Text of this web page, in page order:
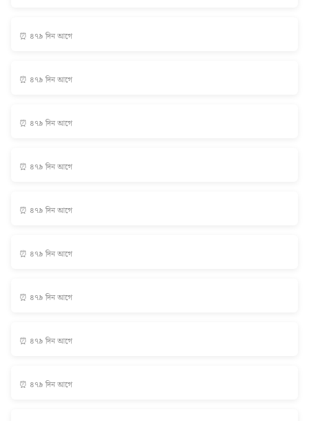
⏰ ৪৭৯ দিন আগে
⏰ ৪৭৯ দিন আগে
⏰ ৪৭৯ দিন আগে
⏰ ৪৭৯ দিন আগে
⏰ ৪৭৯ দিন আগে
⏰ ৪৭৯ দিন আগে
⏰ ৪৭৯ দিন আগে
⏰ ৪৭৯ দিন আগে
⏰ ৪৭৯ দিন আগে